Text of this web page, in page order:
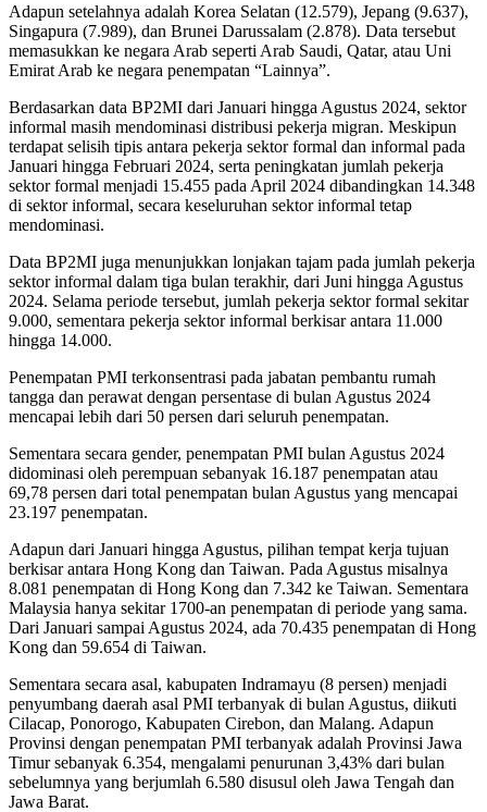
Adapun setelahnya adalah Korea Selatan (12.579), Jepang (9.637),
Singapura (7.989), dan Brunei Darussalam (2.878). Data tersebut
memasukkan ke negara Arab seperti Arab Saudi, Qatar, atau Uni
Emirat Arab ke negara penempatan “Lainnya”.
Berdasarkan data BP2MI dari Januari hingga Agustus 2024, sektor
informal masih mendominasi distribusi pekerja migran. Meskipun
terdapat selisih tipis antara pekerja sektor formal dan informal pada
Januari hingga Februari 2024, serta peningkatan jumlah pekerja
sektor formal menjadi 15.455 pada April 2024 dibandingkan 14.348
di sektor informal, secara keseluruhan sektor informal tetap
mendominasi.
Data BP2MI juga menunjukkan lonjakan tajam pada jumlah pekerja
sektor informal dalam tiga bulan terakhir, dari Juni hingga Agustus
2024. Selama periode tersebut, jumlah pekerja sektor formal sekitar
9.000, sementara pekerja sektor informal berkisar antara 11.000
hingga 14.000.
Penempatan PMI terkonsentrasi pada jabatan pembantu rumah
tangga dan perawat dengan persentase di bulan Agustus 2024
mencapai lebih dari 50 persen dari seluruh penempatan.
Sementara secara gender, penempatan PMI bulan Agustus 2024
didominasi oleh perempuan sebanyak 16.187 penempatan atau
69,78 persen dari total penempatan bulan Agustus yang mencapai
23.197 penempatan.
Adapun dari Januari hingga Agustus, pilihan tempat kerja tujuan
berkisar antara Hong Kong dan Taiwan. Pada Agustus misalnya
8.081 penempatan di Hong Kong dan 7.342 ke Taiwan. Sementara
Malaysia hanya sekitar 1700-an penempatan di periode yang sama.
Dari Januari sampai Agustus 2024, ada 70.435 penempatan di Hong
Kong dan 59.654 di Taiwan.
Sementara secara asal, kabupaten Indramayu (8 persen) menjadi
penyumbang daerah asal PMI terbanyak di bulan Agustus, diikuti
Cilacap, Ponorogo, Kabupaten Cirebon, dan Malang. Adapun
Provinsi dengan penempatan PMI terbanyak adalah Provinsi Jawa
Timur sebanyak 6.354, mengalami penurunan 3,43% dari bulan
sebelumnya yang berjumlah 6.580 disusul oleh Jawa Tengah dan
Jawa Barat.